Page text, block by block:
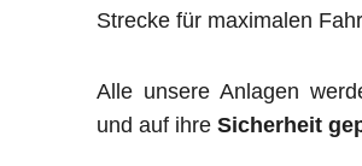
Strecke für maximalen
Alle unsere Anlagen
und auf ihre Sicherheit